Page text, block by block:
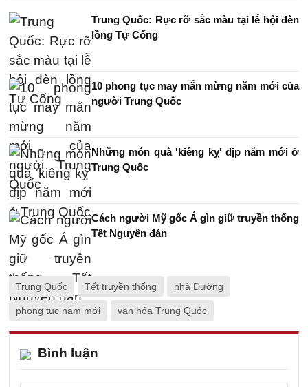
Trung Quốc: Rực rỡ sắc màu tại lễ hội đèn
lồng Tự Cống
10 phong tục may mắn mừng năm mới của
người Trung Quốc
Những món quà 'kiêng kỵ' dịp năm mới ở
Trung Quốc
Cách người Mỹ gốc Á gìn giữ truyền thống
Tết Nguyên đán
Trung Quốc Tết truyền thống nhà Đường
phong tục năm mới văn hóa Trung Quốc
Bình luận